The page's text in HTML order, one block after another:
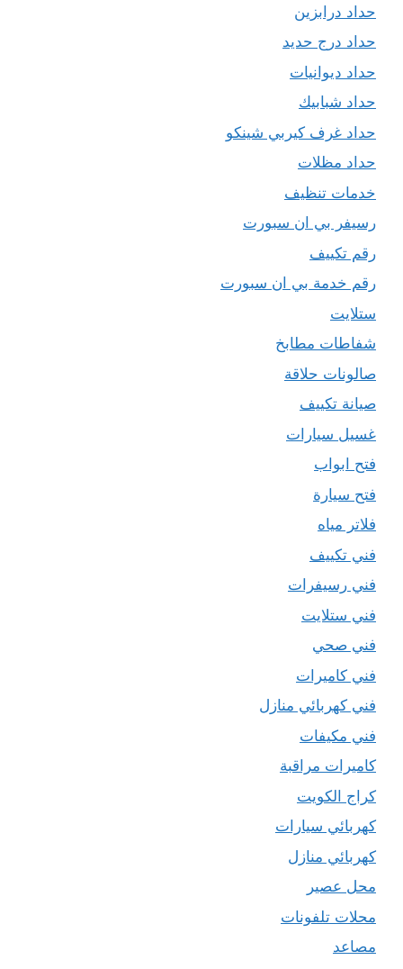
حداد درابزين
حداد درج حديد
حداد ديوانيات
حداد شبابيك
حداد غرف كيربي شينكو
حداد مظلات
خدمات تنظيف
رسيفر بي ان سبورت
رقم تكييف
رقم خدمة بي ان سبورت
ستلايت
شفاطات مطابخ
صالونات حلاقة
صيانة تكييف
غسيل سيارات
فتح ابواب
فتح سيارة
فلاتر مياه
فني تكييف
فني رسيفرات
فني ستلايت
فني صحي
فني كاميرات
فني كهربائي منازل
فني مكيفات
كاميرات مراقبة
كراج الكويت
كهربائي سيارات
كهربائي منازل
محل عصير
محلات تلفونات
مصاعد